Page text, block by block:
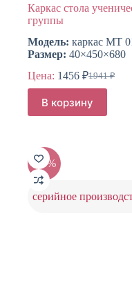
Каркас стола
группы
Модель: каркас МТ
Размер: 40×450×680
Цена:
1941₽
цена
составляла
1941 ₽.
1456 ₽Текущая
цена:
1456 ₽.
В корзину
-25%
серийное